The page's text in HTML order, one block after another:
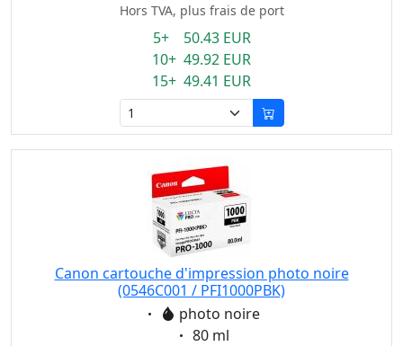
Hors TVA, plus frais de port
5+ 50.43 EUR
10+ 49.92 EUR
15+ 49.41 EUR
Canon cartouche d'impression photo noire
(0546C001 / PFI1000PBK)
Eigenschaft:
photo noire
Eigenschaft:
80 ml